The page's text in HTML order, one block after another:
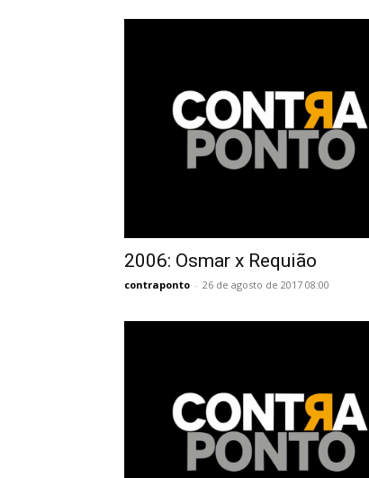
2006: Osmar x Requião
contraponto - 26 de agosto de 2017 08:00